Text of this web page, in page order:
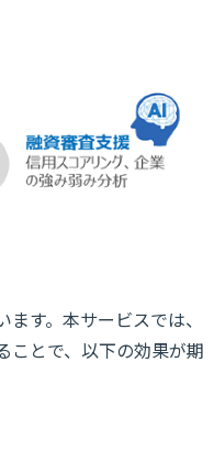
す。本サービスでは、
ことで、以下の効果が期